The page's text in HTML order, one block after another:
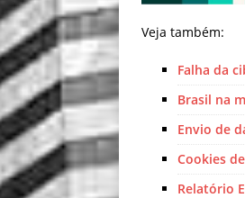
Veja também:
Falha da
Brasil na
Envio de
Cookies
Relatório